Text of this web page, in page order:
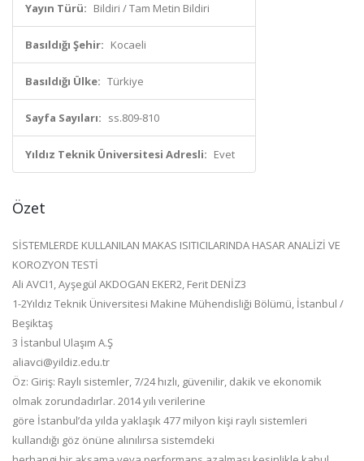
Yayın Türü: Bildiri / Tam Metin Bildiri
Basıldığı Şehir: Kocaeli
Basıldığı Ülke: Türkiye
Sayfa Sayıları: ss.809-810
Yıldız Teknik Üniversitesi Adresli: Evet
Özet
SİSTEMLERDE KULLANILAN MAKAS ISITICILARINDA HASAR ANALİZİ VE
KOROZYON TESTİ
Ali AVCI1, Ayşegül AKDOGAN EKER2, Ferit DENİZ3
1-2Yıldız Teknik Üniversitesi Makine Mühendisliği Bölümü, İstanbul /
Beşiktaş
3 İstanbul Ulaşım A.Ş
aliavci@yildiz.edu.tr
Öz: Giriş: Raylı sistemler, 7/24 hızlı, güvenilir, dakik ve ekonomik
olmak zorundadırlar. 2014 yılı verilerine
göre İstanbul’da yılda yaklaşık 477 milyon kişi raylı sistemleri
kullandığı göz önüne alınılırsa sistemdeki